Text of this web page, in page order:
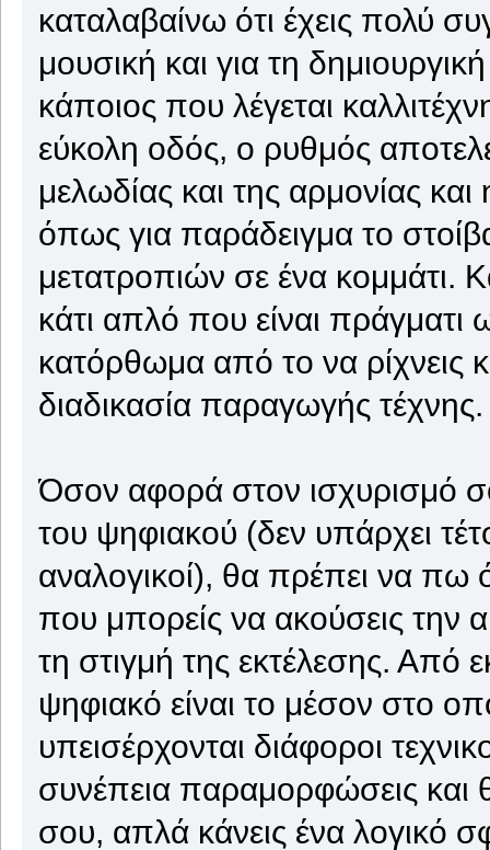
καταλαβαίνω ότι έχεις πολύ
μουσική και για τη
κάποιος που λέγεται
εύκολη οδός, ο ρυθμός
μελωδίας και της αρμονίας
όπως για παράδειγμα το
μετατροπιών σε ένα κομμάτι.
κάτι απλό που είναι πράγματι
κατόρθωμα από το να ρίχνεις
διαδικασία παραγωγής τέχνης.
Όσον αφορά στον ισχυρισμό
του ψηφιακού (δεν υπάρχει
αναλογικοί), θα πρέπει να
που μπορείς να ακούσεις την
τη στιγμή της εκτέλεσης. Από
ψηφιακό είναι το μέσον στο
υπεισέρχονται διάφοροι
συνέπεια παραμορφώσεις
σου, απλά κάνεις ένα λογικό